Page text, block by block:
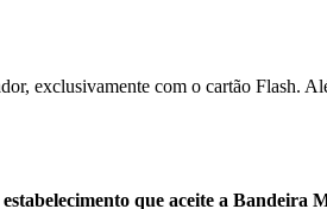
exclusivamente com o cartão Flash.
que aceite a Bandeira